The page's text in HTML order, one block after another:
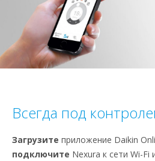
Всегда под
Загрузите приложение Daikin
подключите Nexura к сети Wi-Fi